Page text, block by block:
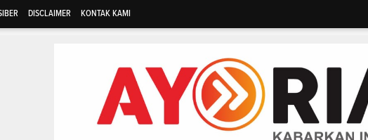
DISCLAIMER KONTAK KAMI